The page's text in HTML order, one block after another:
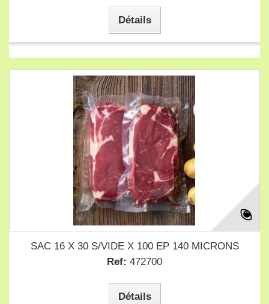
Détails
SAC 16 X 30 S/VIDE X 100 EP 140 MICRONS
Ref: 472700
Détails